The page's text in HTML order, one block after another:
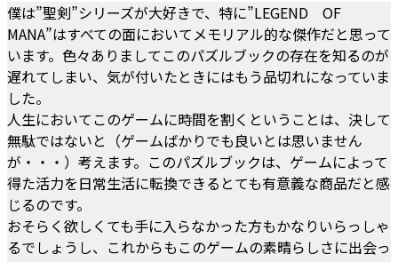
僕は”聖剣”シリーズが大好きで、特に”LEGEND OF
MANA”はすべての面においてメモリアル的な傑作だと思って
います。色々ありましてこのパズルブックの存在を知るのが
遅れてしまい、気が付いたときにはもう品切れになっていま
した。
人生においてこのゲームに時間を割くということは、決して
無駄ではないと（ゲームばかりでも良いとは思いません
が・・・）考えます。このパズルブックは、ゲームによって
得た活力を日常生活に転換できるとても有意義な商品だと感
じるのです。
おそらく欲しくても手に入らなかった方もかなりいらっしゃ
るでしょうし、これからもこのゲームの素晴らしさに出会っ